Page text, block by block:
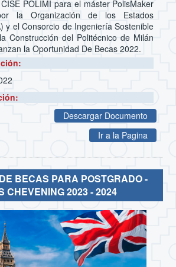
POLIMI para el máster PolisMaker
la Organización de los Estados
y el Consorcio de Ingeniería Sostenible
Construcción del Politécnico de Milán
la Oportunidad De Becas 2022.
Descargar Documento
Ir a la Pagina
BECAS PARA POSTGRADO -
CHEVENING 2023 - 2024